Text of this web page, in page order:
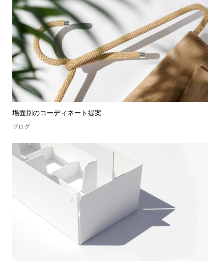
場面別のコーディネート提案
ブログ